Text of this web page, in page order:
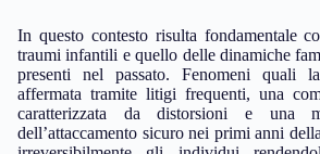
In questo contesto risulta fondamentale
traumi infantili e quello delle dinamiche
presenti nel passato. Fenomeni quali
affermata tramite litigi frequenti, una
caratterizzata da distorsioni e una
dell’attaccamento sicuro nei primi anni